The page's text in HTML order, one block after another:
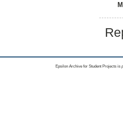
Epsilon Archive for Student Projects is